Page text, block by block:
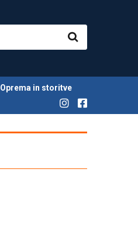
Oprema in storitve